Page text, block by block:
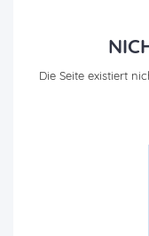
Die Seite existiert